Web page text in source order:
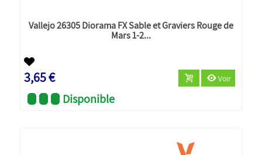
Vallejo 26305 Diorama FX Sable et Graviers Rouge de
Mars 1-2...
3,65 € Voir
Disponible